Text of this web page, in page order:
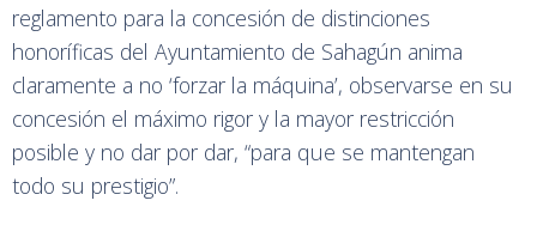
reglamento para la concesión de distinciones
honoríficas del Ayuntamiento de Sahagún anima
claramente a no ‘forzar la máquina’, observarse en su
concesión el máximo rigor y la mayor restricción
posible y no dar por dar, “para que se mantengan
todo su prestigio”.